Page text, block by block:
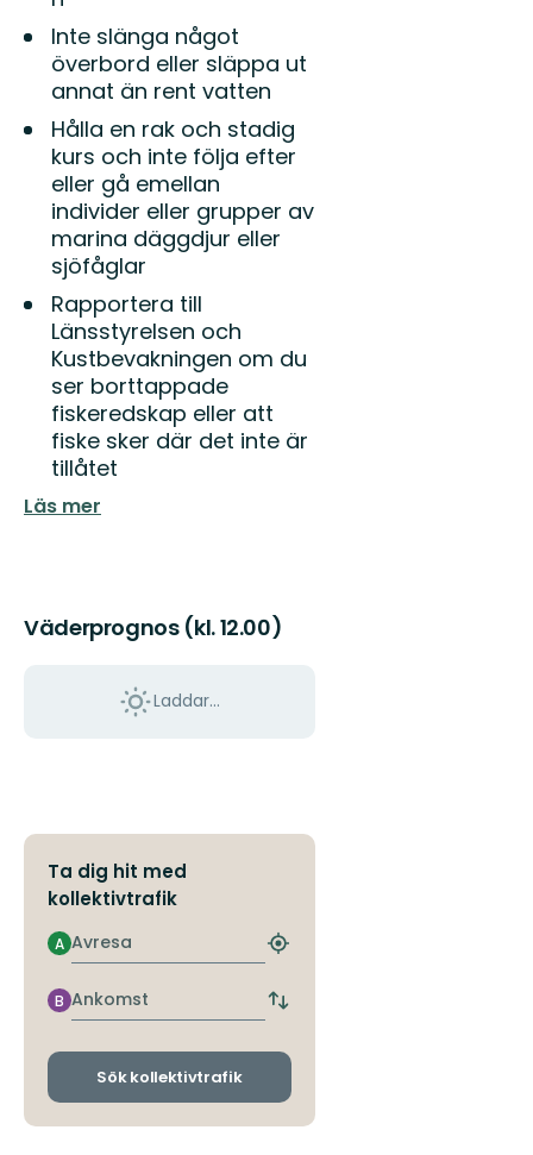
Inte slänga något
överbord eller släppa ut
annat än rent vatten
Hålla en rak och stadig
kurs och inte följa efter
eller gå emellan
individer eller grupper av
marina däggdjur eller
sjöfåglar
Rapportera till
Länsstyrelsen och
Kustbevakningen om du
ser borttappade
fiskeredskap eller att
fiske sker där det inte är
tillåtet
Läs mer
Väderprognos (kl. 12.00)
Laddar...
Ta dig hit med
kollektivtrafik
Avresa
A
Hitta
hållplats
Ankomst
B
Byt
och
Sök kollektivtrafik